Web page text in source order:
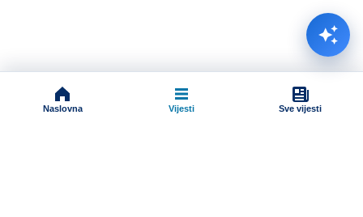
Naslovna Vijesti Sve vijesti